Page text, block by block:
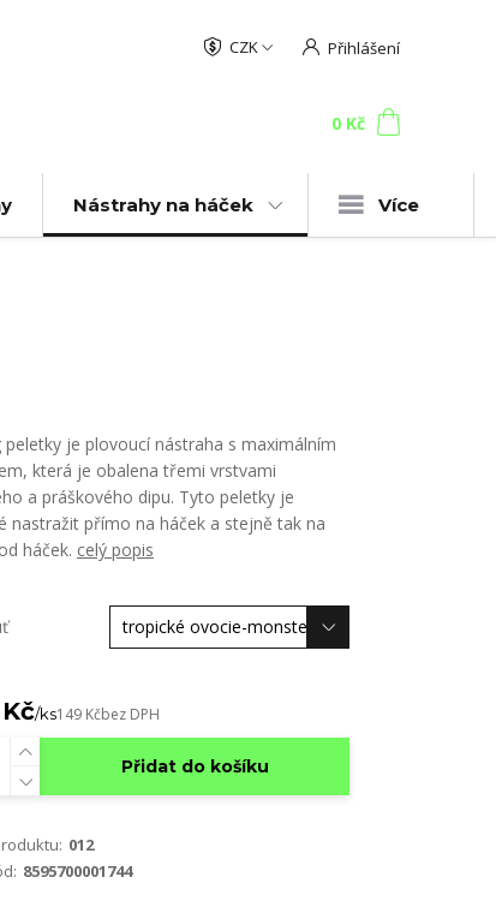
CZK Přihlášení
0 Kč
Nástrahy na háček Více
peletky je plovoucí nástraha s maximálním
která je obalena třemi vrstvami
a práškového dipu. Tyto peletky je
nastražit přímo na háček a stejně tak na
háček. celý popis
/ks149 Kčbez DPH
Přidat do košíku
012
8595700001744